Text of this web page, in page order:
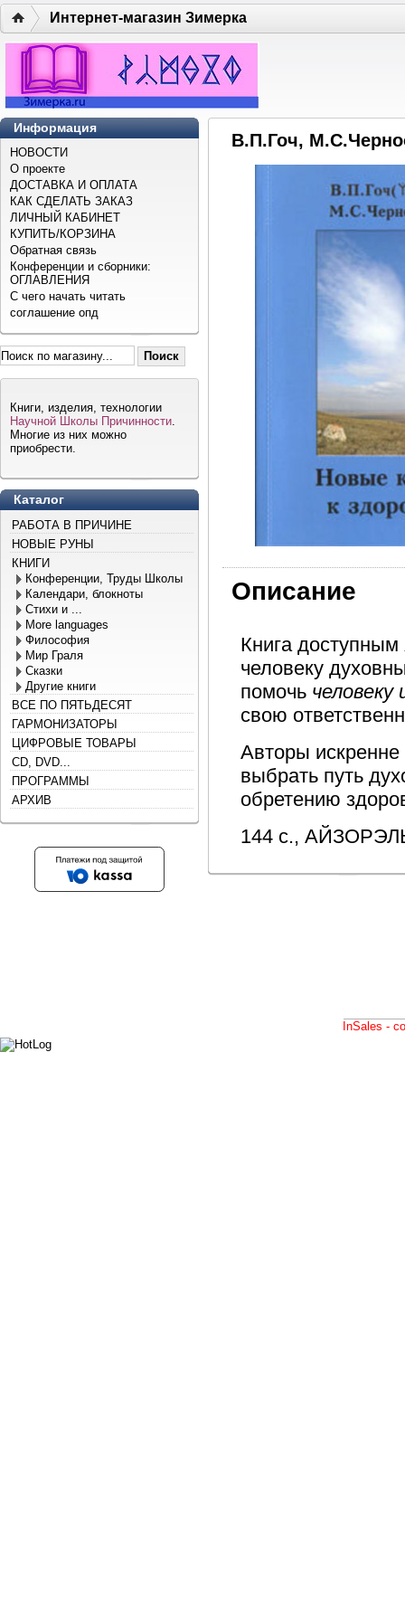
Интернет-магазин Зимерка
Информация
НОВОСТИ
О проекте
ДОСТАВКА И ОПЛАТА
КАК СДЕЛАТЬ ЗАКАЗ
ЛИЧНЫЙ КАБИНЕТ
КУПИТЬ/КОРЗИНА
Обратная связь
Конференции и сборники:
ОГЛАВЛЕНИЯ
С чего начать читать
соглашение опд
Книги, изделия, технологии
Научной Школы Причинности
Многие из них можно
приобрести.
Каталог
РАБОТА В ПРИЧИНЕ
НОВЫЕ РУНЫ
КНИГИ
Конференции, Труды Школы
Календари, блокноты
Стихи и ...
More languages
Философия
Мир Граля
Сказки
Другие книги
ВСЕ ПО ПЯТЬДЕСЯТ
ГАРМОНИЗАТОРЫ
ЦИФРОВЫЕ ТОВАРЫ
CD, DVD...
ПРОГРАММЫ
АРХИВ
В.П.Гоч,
Описание
Книга
человеку
помочь
свою
Авторы искренне
выбрать путь
обретению
144 с.,
InSales -